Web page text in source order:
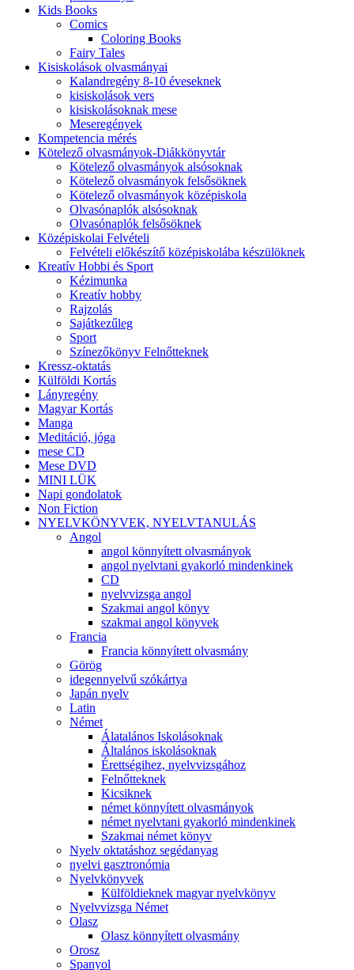
Kids Books
Comics
Coloring Books
Fairy Tales
Kisiskolások olvasmányai
Kalandregény 8-10 éveseknek
kisiskolások vers
kisiskolásoknak mese
Meseregények
Kompetencia mérés
Kötelező olvasmányok-Diákkönyvtár
Kötelező olvasmányok alsósoknak
Kötelező olvasmányok felsősöknek
Kötelező olvasmányok középiskola
Olvasónaplók alsósoknak
Olvasónaplók felsősöknek
Középiskolai Felvételi
Felvételi előkészítő középiskolába készülöknek
Kreatív Hobbi és Sport
Kézimunka
Kreatív hobby
Rajzolás
Sajátkezűleg
Sport
Színezőkönyv Felnőtteknek
Kressz-oktatás
Külföldi Kortás
Lányregény
Magyar Kortás
Manga
Meditáció, jóga
mese CD
Mese DVD
MINI LÜK
Napi gondolatok
Non Fiction
NYELVKÖNYVEK, NYELVTANULÁS
Angol
angol könnyített olvasmányok
angol nyelvtani gyakorló mindenkinek
CD
nyelvvizsga angol
Szakmai angol könyv
szakmai angol könyvek
Francia
Francia könnyített olvasmány
Görög
idegennyelvű szókártya
Japán nyelv
Latin
Német
Álatalános Iskolásoknak
Általános iskolásoknak
Érettségihez, nyelvvizsgához
Felnőtteknek
Kicsiknek
német könnyített olvasmányok
német nyelvtani gyakorló mindenkinek
Szakmai német könyv
Nyelv oktatáshoz segédanyag
nyelvi gasztronómia
Nyelvkönyvek
Külföldieknek magyar nyelvkönyv
Nyelvvizsga Német
Olasz
Olasz könnyített olvasmány
Orosz
Spanyol